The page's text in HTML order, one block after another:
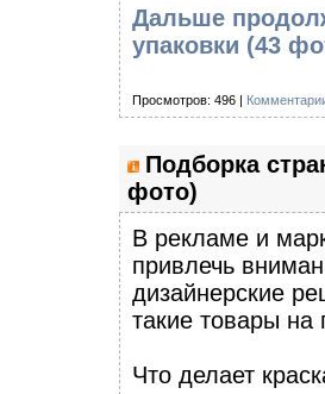
Дальше
упаковки (43
Просмотров: 496 |
Подборка
фото)
В рекламе и
привлечь
дизайнерские
такие товары на
Что делает